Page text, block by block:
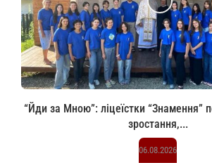
“Йди за Мною”: ліцеїстки “Знамення”
зростання,...
06.08.2026